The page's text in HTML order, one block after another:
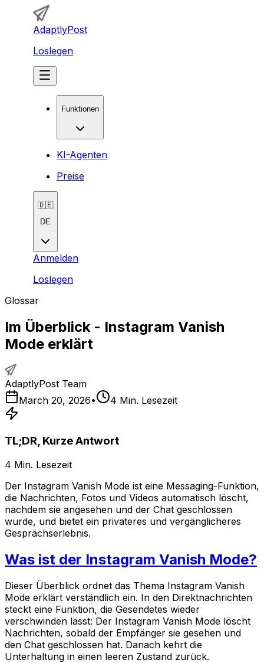
AdaptlyPost
Loslegen
Funktionen
KI-Agenten
Preise
🇩🇪
DE
Anmelden
Loslegen
Glossar
Im Überblick - Instagram Vanish
Mode erklärt
AdaptlyPost Team
March 20, 2026• 4 Min. Lesezeit
TL;DR, Kurze Antwort
4 Min. Lesezeit
Der Instagram Vanish Mode ist eine Messaging-Funktion,
die Nachrichten, Fotos und Videos automatisch löscht,
nachdem sie angesehen und der Chat geschlossen
wurde, und bietet ein privateres und vergänglicheres
Gesprächserlebnis.
Was ist der Instagram Vanish Mode?
Dieser Überblick ordnet das Thema Instagram Vanish
Mode erklärt verständlich ein. In den Direktnachrichten
steckt eine Funktion, die Gesendetes wieder
verschwinden lässt: Der Instagram Vanish Mode löscht
Nachrichten, sobald der Empfänger sie gesehen und
den Chat geschlossen hat. Danach kehrt die
Unterhaltung in einen leeren Zustand zurück.